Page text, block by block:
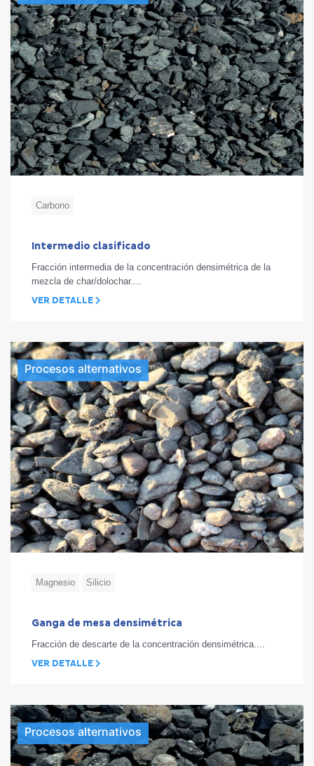
Carbono
Intermedio clasificado
Fracción intermedia de la concentración densimétrica de la
mezcla de char/dolochar....
VER DETALLE
Procesos alternativos
Magnesio Silicio
Ganga de mesa densimétrica
Fracción de descarte de la concentración densimétrica....
VER DETALLE
Procesos alternativos